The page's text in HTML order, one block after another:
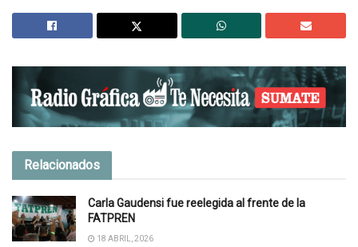
Relacionados
Carla Gaudensi fue reelegida al frente de la
FATPREN
18 ABRIL, 2026